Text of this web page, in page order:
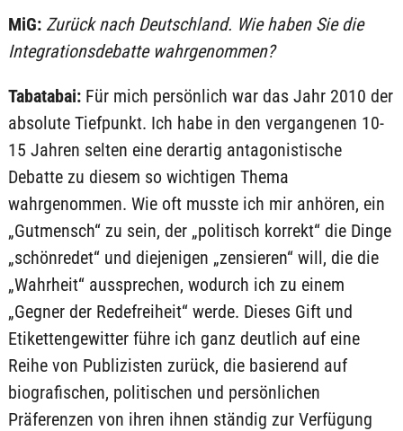
MiG: Zurück nach Deutschland. Wie haben Sie die
Integrationsdebatte wahrgenommen?
Tabatabai:Für mich persönlich war das Jahr 2010 der
absolute Tiefpunkt. Ich habe in den vergangenen 10-
15 Jahren selten eine derartig antagonistische
Debatte zu diesem so wichtigen Thema
wahrgenommen. Wie oft musste ich mir anhören, ein
„Gutmensch“ zu sein, der „politisch korrekt“ die Dinge
„schönredet“ und diejenigen „zensieren“ will, die die
„Wahrheit“ aussprechen, wodurch ich zu einem
„Gegner der Redefreiheit“ werde. Dieses Gift und
Etikettengewitter führe ich ganz deutlich auf eine
Reihe von Publizisten zurück, die basierend auf
biografischen, politischen und persönlichen
Präferenzen von ihren ihnen ständig zur Verfügung